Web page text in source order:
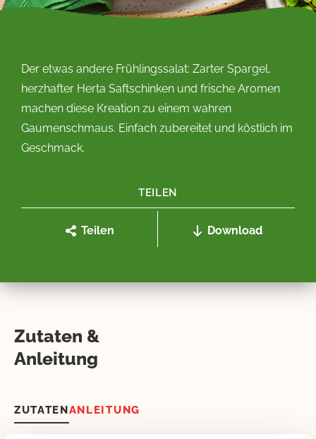
Der etwas andere Frühlingssalat: Zarter Spargel,
herzhafter Herta Saftschinken und frische Aromen
machen diese Kreation zu einem wahren
Gaumenschmaus. Einfach zubereitet und köstlich im
Geschmack.
TEILEN
Teilen Download
Zutaten &
Anleitung
ZUTATENANLEITUNG